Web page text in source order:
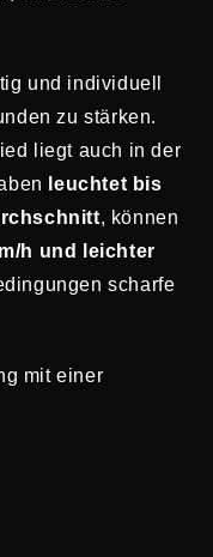
und individuell
zu stärken.
liegt auch in der
leuchtet bis
, können
h und leichter
scharfe
mit einer